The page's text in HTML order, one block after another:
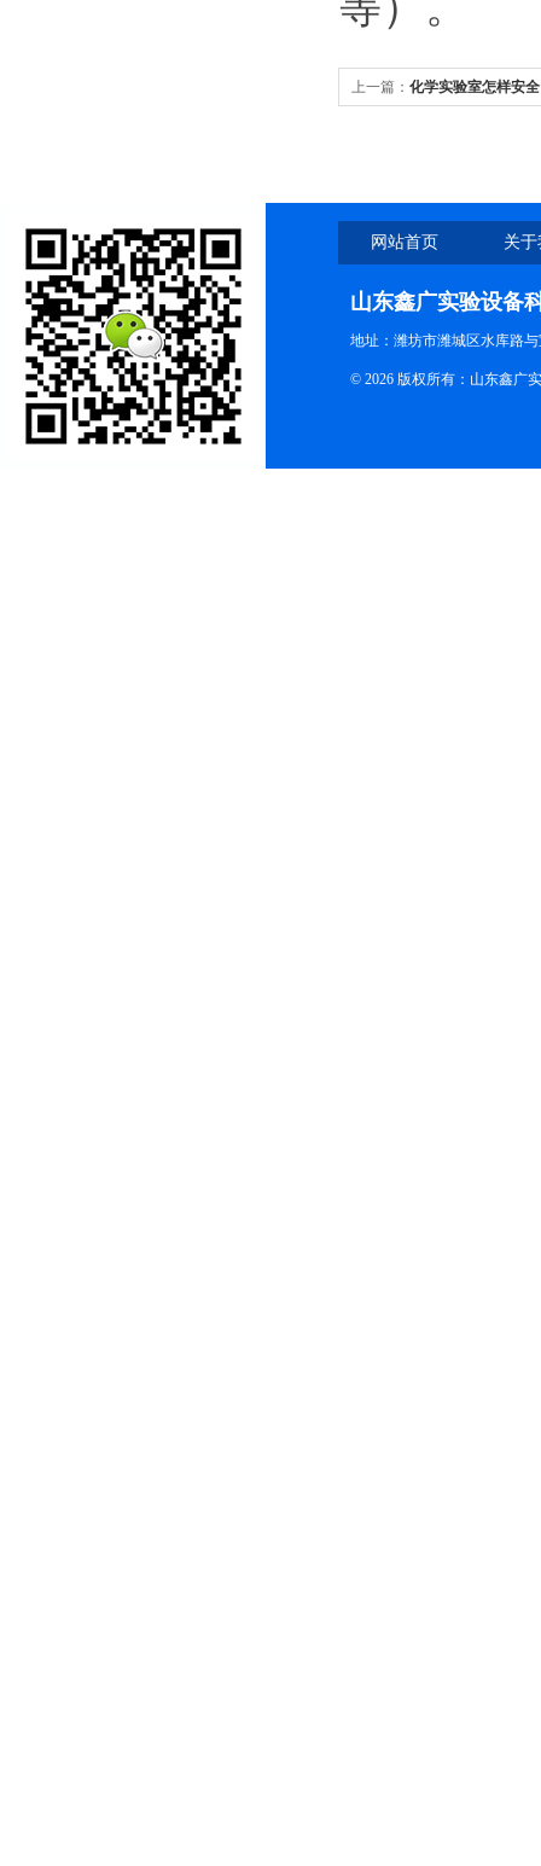
上一篇： 化学实验室怎样安全
网站首页 关
山东鑫广实验设备
地址：潍坊市潍城区水库路
© 2026 版权所有：山东鑫广